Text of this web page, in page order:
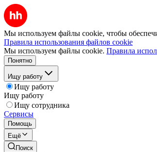
Мы используем файлы cookie, чтобы
Правила использования файлов cookie
Мы используем файлы cookie. Правила
Понятно
Ищу работу
Ищу работу
Ищу работу
Ищу сотрудника
Сервисы
Помощь
Ещё
Поиск